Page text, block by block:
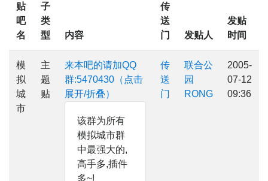
贴
吧
名
子
类
型
内容
传
送
门
发贴人
发贴
时间
模
拟
城
市
主
题
贴
来本吧的请加QQ
群:5470430（点击
展开/折叠）
该群为所有
模拟城市群
中最强大的,
高手多,插件
多~!
传
送
门
联合公
园
RONG
2005-
07-12
09:36